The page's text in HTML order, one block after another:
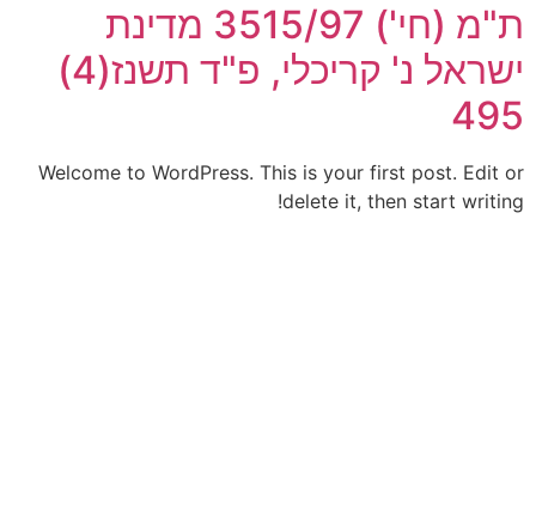
ת"מ (חי') 3515/97‏ מדינת
ישראל נ' קריכלי, פ"ד תשנז(4)
495
Welcome to WordPress. This is your first post. Edit or
delete it, then start writing!